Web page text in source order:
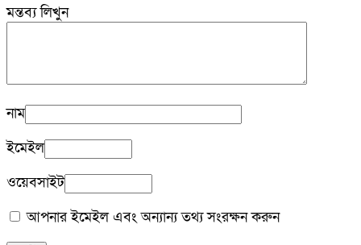
মন্তব্য লিখুন
নাম
ইমেইল
ওয়েবসাইট
আপনার ইমেইল এবং অন্যান্য তথ্য সংরক্ষন করুন